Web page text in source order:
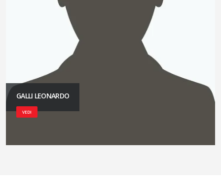
GALLI LEONARDO
VEDI